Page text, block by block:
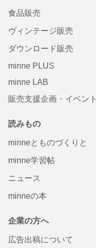
食品販売
ヴィンテージ販売
ダウンロード販売
minne PLUS
minne LAB
販売支援企画・イベント
読みもの
minneとものづくりと
minne学習帖
ニュース
minneの本
企業の方へ
広告出稿について